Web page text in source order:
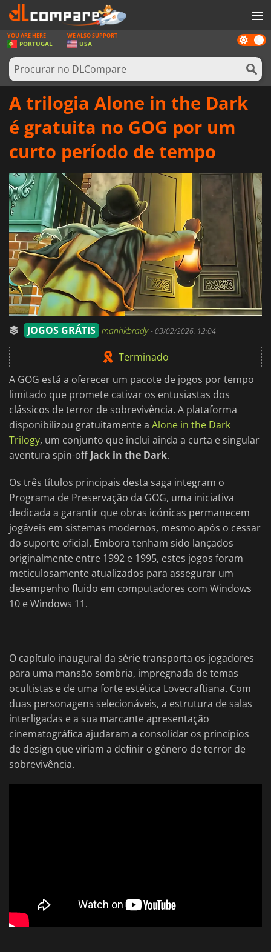
JOGOS
GAME CARDS
SOFTWARE
HARDWARE
ENTRAR OU REGISTAR
Dark
mode
YOU ARE HERE
PORTUGAL
WE ALSO SUPPORT
USA
A trilogia Alone in the Dark
é gratuita no GOG por um
curto período de tempo
JOGOS GRÁTIS manhkbrady-03/02/2026, 12:04
Terminado
A GOG está a oferecer um pacote de jogos por tempo
limitado que promete cativar os entusiastas dos
clássicos de terror de sobrevivência. A plataforma
disponibilizou gratuitamente a Alone in the Dark
Trilogy, um conjunto que inclui ainda a curta e singular
aventura spin-offJack in the Dark.
Os três títulos principais desta saga integram o
Programa de Preservação da GOG, uma iniciativa
dedicada a garantir que obras icónicas permanecem
jogáveis em sistemas modernos, mesmo após o cessar
do suporte oficial. Embora tenham sido lançados
originalmente entre 1992 e 1995, estes jogos foram
meticulosamente atualizados para assegurar um
desempenho fluido em computadores com Windows
10 e Windows 11.
O capítulo inaugural da série transporta os jogadores
para uma mansão sombria, impregnada de temas
ocultistas e de uma forte estética Lovecraftiana. Com
duas personagens selecionáveis, a estrutura de salas
interligadas e a sua marcante apresentação
cinematográfica ajudaram a consolidar os princípios
de design que viriam a definir o género de terror de
sobrevivência.